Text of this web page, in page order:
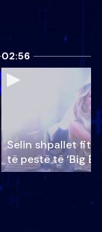
02:56
Selin shpallet
të pestë të ‘Big